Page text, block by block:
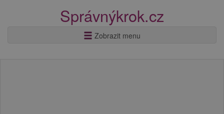
Správnýkrok.cz
Zobrazit menu